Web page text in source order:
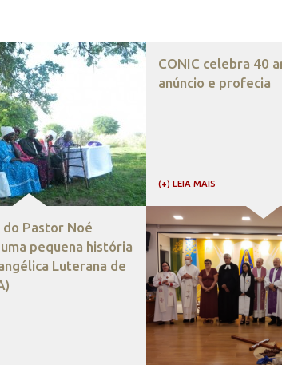
do Pastor Noé
pequena história
Luterana de
CONIC celebra 40
anúncio e profecia
(+) LEIA MAIS